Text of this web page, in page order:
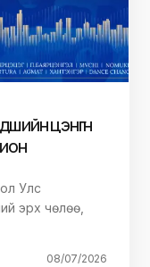
цэнгүүн
Улс
эрх чөлөө,
08/07/2026